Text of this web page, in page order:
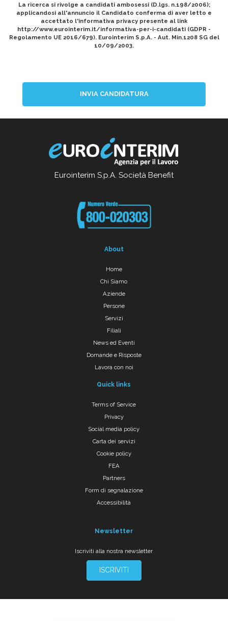
La ricerca si rivolge a candidati ambosessi (D.lgs. n.198/2006);
applicandosi all'annuncio il Candidato conferma di aver letto e
accettato l'informativa privacy presente al link
http://www.eurointerim.it/informativa-per-i-candidati (GDPR -
Regolamento UE 2016/679). Eurointerim S.p.A. - Aut. Min.1208 SG del
10/09/2003.
INVIA CANDIDATURA
Eurointerim S.p.A. Società Benefit
About
Home
Chi Siamo
Aziende
Persone
Servizi
Filiali
News ed Eventi
Domande e Risposte
Lavora con noi
Quick links
Terms of Service
Privacy
Social media policy
Carta dei servizi
Cookie policy
FEA
Partners
Form di segnalazione
Accessibilità
Newsletter
Iscriviti alla nostra newsletter
ISCRIVITI